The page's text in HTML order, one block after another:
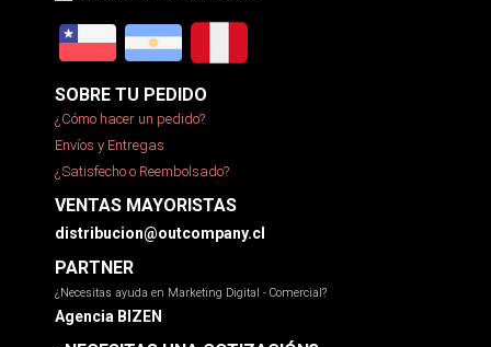
SOBRE TU PEDIDO
¿Cómo hacer un pedido?
Envíos y Entregas
¿Satisfecho o Reembolsado?
VENTAS MAYORISTAS
distribucion@outcompany.cl
PARTNER
¿Necesitas ayuda en Marketing Digital - Comercial?
Agencia BIZEN